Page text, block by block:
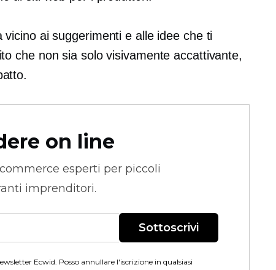
vicino ai suggerimenti e alle idee che ti
che non sia solo visivamente accattivante,
on line
esperti per piccoli
imprenditori.
Sottoscrivi
Ecwid. Posso annullare l'iscrizione in qualsiasi